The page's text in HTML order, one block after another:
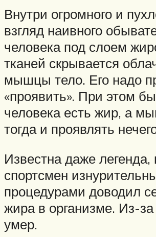
Внутри огромного и
взгляд наивного
человека под слоем
тканей скрывается
мышцы тело. Его надо
«проявить». При этом
человека есть жир, а
тогда и проявлять
Известна даже легенда,
спортсмен
процедурами доводил
жира в организме. Из-за
умер.